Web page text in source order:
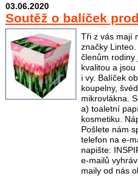
03.06.2020
Soutěž o balíček
Tři z vás mají
značky
členům rodiny
kvalitou a
i vy. Balíček
koupelny,
mikrovlákna.
a) toaletní
kosmetiku.
Pošlete nám
telefon na e-
napište:
e-mailů
maily od nás